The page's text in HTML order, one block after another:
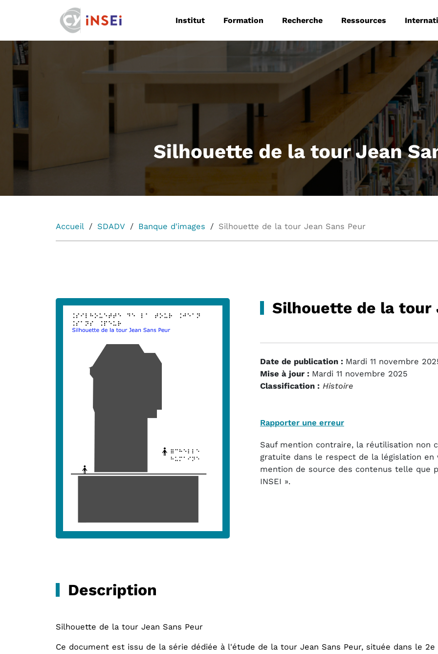
Institut Formation Recherche Ressources
Silhouette de la tour Jean
Accueil SDADV Banque d'images Silhouette de la tour Jean Sans Peur
Silhouette de la tour
Date de publication : Mardi 11 novembre
Mise à jour : Mardi 11 novembre 2025
Classification : Histoire
Rapporter une erreur
Sauf mention contraire, la réutilisation non
gratuite dans le respect de la législation
mention de source des contenus telle que
INSEI ».
Description
Silhouette de la tour Jean Sans Peur
Ce document est issu de la série dédiée à l'étude de la tour Jean Sans Peur, située dans le